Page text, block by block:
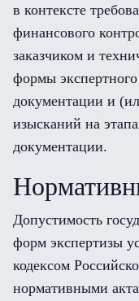
в контексте
финансового
заказчиком и
формы
документации и
изысканий на
документации.
Допустимость
форм экспертизы
кодексом
нормативными